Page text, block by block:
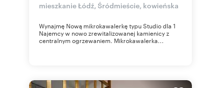
mieszkanie Łódź, Śródmieście, kowieńska
Wynajmę Nową mikrokawalerkę typu Studio dla 1
Najemcy w nowo zrewitalizowanej kamienicy z
centralnym ogrzewaniem. Mikrokawalerka...